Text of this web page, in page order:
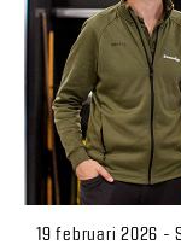
19 februari 2026 -